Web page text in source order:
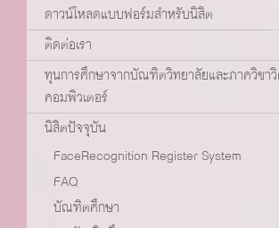
ดาวน์โหลดแบบฟอร์มสำหรับนิสิต
ติดต่อเรา
ทุนการศึกษาจากบัณฑิตวิทยาลัยและภาควิชา
คอมพิวเตอร์
นิสิตปัจจุบัน
FaceRecognition Register System
FAQ
บัณฑิตศึกษา